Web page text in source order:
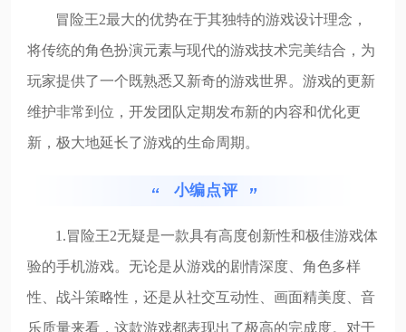
冒险王2最大的优势在于其独特的游戏设计理念，
将传统的角色扮演元素与现代的游戏技术完美结合，为
玩家提供了一个既熟悉又新奇的游戏世界。游戏的更新
维护非常到位，开发团队定期发布新的内容和优化更
新，极大地延长了游戏的生命周期。
小编点评
1.冒险王2无疑是一款具有高度创新性和极佳游戏体
验的手机游戏。无论是从游戏的剧情深度、角色多样
性、战斗策略性，还是从社交互动性、画面精美度、音
乐质量来看，这款游戏都表现出了极高的完成度。对于